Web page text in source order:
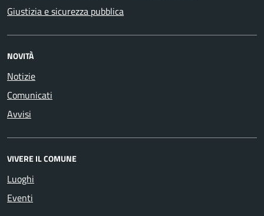
Giustizia e sicurezza pubblica
NOVITÀ
Notizie
Comunicati
Avvisi
VIVERE IL COMUNE
Luoghi
Eventi